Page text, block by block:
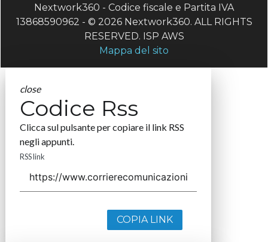
Nextwork360 - Codice fiscale e Partita IVA
13868590962 - © 2026 Nextwork360. ALL RIGHTS
RESERVED. ISP AWS
Mappa del sito
close
Codice Rss
Clicca sul pulsante per copiare il link RSS
negli appunti.
RSS link
COPIA LINK